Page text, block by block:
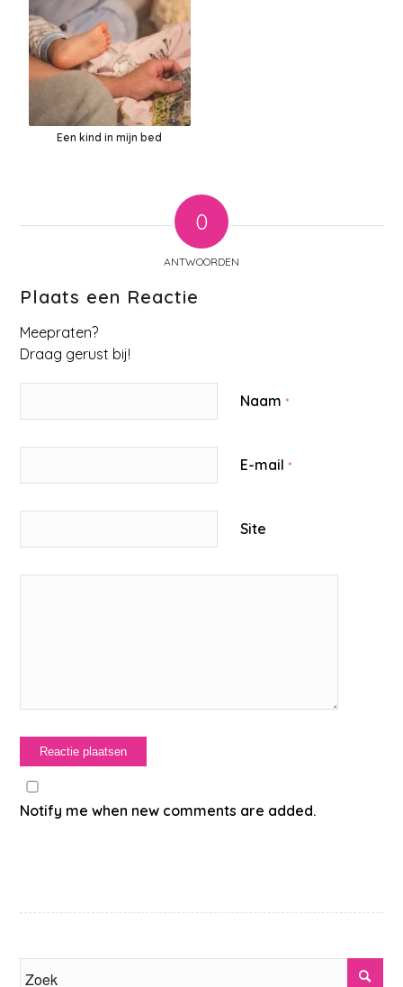
Een kind in mijn bed
0
ANTWOORDEN
Plaats een Reactie
Meepraten?
Draag gerust bij!
Naam*
E-mail*
Site
Notify me when new comments are added.